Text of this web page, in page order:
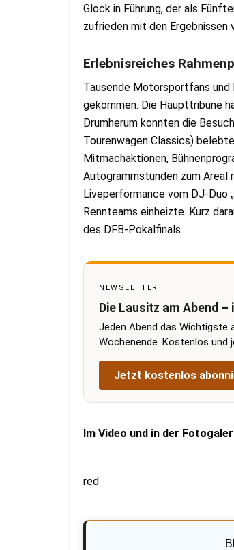
Glock in Führung, der als
zufrieden mit den Ergebnissen
Erlebnisreiches
Tausende Motorsportfans
gekommen. Die Haupttribüne
Drumherum konnten die
Tourenwagen Classics)
Mitmachaktionen,
Autogrammstunden zum Areal
Liveperformance vom DJ-Duo
Rennteams einheizte. Kurz
des DFB-Pokalfinals.
NEWSLETTER
Die Lausitz am Abend –
Jeden Abend das Wichtigste
Wochenende. Kostenlos und
Jetzt kostenlos
Im Video und in der
red